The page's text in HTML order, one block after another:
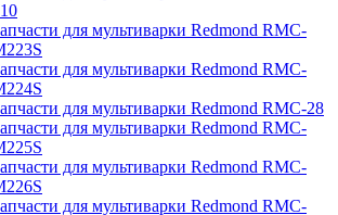
для мультиварки Redmond RMC-
для мультиварки Redmond RMC-
для мультиварки Redmond RMC-28
для мультиварки Redmond RMC-
для мультиварки Redmond RMC-
для мультиварки Redmond RMC-